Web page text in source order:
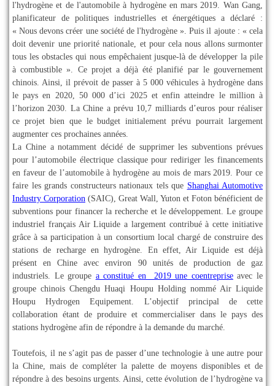
l'hydrogène et de l'automobile à hydrogène en mars 2019. Wan Gang,
planificateur de politiques industrielles et énergétiques a déclaré :
« Nous devons créer une société de l'hydrogène ». Puis il ajoute : « cela
doit devenir une priorité nationale, et pour cela nous allons surmonter
tous les obstacles qui nous empêchaient jusque-là de développer la pile
à combustible ». Ce projet a déjà été planifié par le gouvernement
chinois. Ainsi, il prévoit de passer à 5 000 véhicules à hydrogène dans
le pays en 2020, 50 000 d’ici 2025 et enfin atteindre le million à
l’horizon 2030. La Chine a prévu 10,7 milliards d’euros pour réaliser
ce projet bien que le budget initialement prévu pourrait largement
augmenter ces prochaines années.
La Chine a notamment décidé de supprimer les subventions prévues
pour l’automobile électrique classique pour rediriger les financements
en faveur de l’automobile à hydrogène au mois de mars 2019. Pour ce
faire les grands constructeurs nationaux tels que Shanghai Automotive
Industry Corporation (SAIC), Great Wall, Yuton et Foton bénéficient de
subventions pour financer la recherche et le développement. Le groupe
industriel français Air Liquide a largement contribué à cette initiative
grâce à sa participation à un consortium local chargé de construire des
stations de recharge en hydrogène. En effet, Air Liquide est déjà
présent en Chine avec environ 90 unités de production de gaz
industriels. Le groupe a constitué en 2019 une coentrepriseavec le
groupe chinois Chengdu Huaqi Houpu Holding nommé Air Liquide
Houpu Hydrogen Equipement. L’objectif principal de cette
collaboration étant de produire et commercialiser dans le pays des
stations hydrogène afin de répondre à la demande du marché.
Toutefois, il ne s’agit pas de passer d’une technologie à une autre pour
la Chine, mais de compléter la palette de moyens disponibles et de
répondre à des besoins urgents. Ainsi, cette évolution de l’hydrogène va